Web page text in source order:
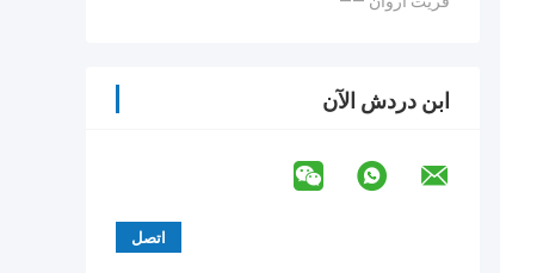
ابن دردش الآن